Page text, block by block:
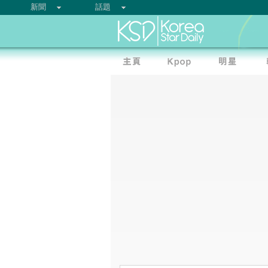
新聞 話題